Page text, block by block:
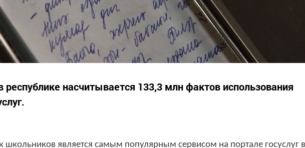
республике насчитывается 133,3 млн фактов использования
школьников является самым популярным сервисом на портале госуслуг в